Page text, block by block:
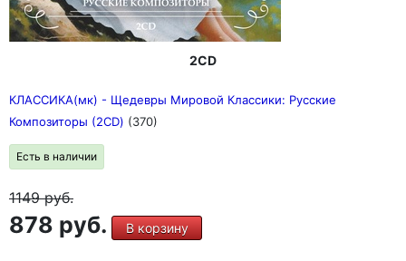
2CD
КЛАССИКА(мк) - Щедевры Мировой Классики: Русские
Композиторы (2CD) (370)
Есть в наличии
1149руб.
878 руб. В корзину